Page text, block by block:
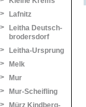
>
Lafnitz
>
Leitha Deutsch-
brodersdorf
>
Leitha-Ursprung
>
Melk
>
Mur
>
Mur-Scheifling
>